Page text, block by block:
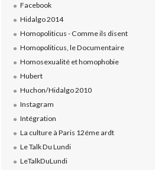
Facebook
Hidalgo 2014
Homopoliticus - Comme ils disent
Homopoliticus, le Documentaire
Homosexualité et homophobie
Hubert
Huchon/Hidalgo 2010
Instagram
Intégration
La culture à Paris 12éme ardt
Le Talk Du Lundi
LeTalkDuLundi